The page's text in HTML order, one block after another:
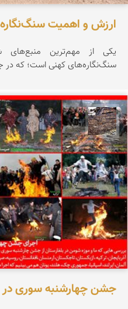
ارزش و اهمیت
یکی از مهم‌ترین منبع‌های
سنگ‌نگاره‌های کهنی است؛ که
محمد ناصری فرد
جشن چهارشنبه سوری در